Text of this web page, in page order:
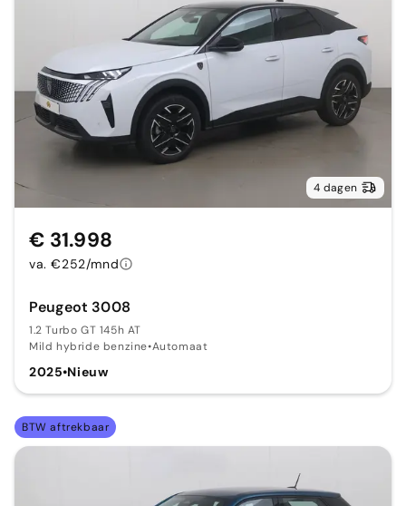
4 dagen
Peugeot 3008
1.2 Turbo GT 145h AT
Mild hybride benzine•Automaat
2025•Nieuw
€ 31.998
va. €252/mnd
BTW aftrekbaar